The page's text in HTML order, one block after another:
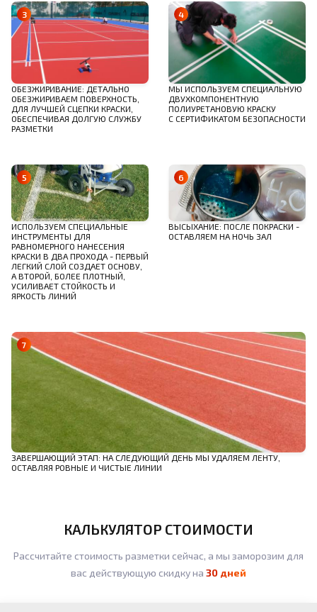
ОБЕЗЖИРИВАНИЕ: ДЕТАЛЬНО
ОБЕЗЖИРИВАЕМ ПОВЕРХНОСТЬ,
ДЛЯ ЛУЧШЕЙ СЦЕПКИ КРАСКИ,
ОБЕСПЕЧИВАЯ ДОЛГУЮ СЛУЖБУ
РАЗМЕТКИ
МЫ ИСПОЛЬЗУЕМ СПЕЦИАЛЬНУЮ
ДВУХКОМПОНЕНТНУЮ
ПОЛИУРЕТАНОВУЮ КРАСКУ
С СЕРТИФИКАТОМ БЕЗОПАСНОСТИ
ИСПОЛЬЗУЕМ СПЕЦИАЛЬНЫЕ
ИНСТРУМЕНТЫ ДЛЯ
РАВНОМЕРНОГО НАНЕСЕНИЯ
КРАСКИ В ДВА ПРОХОДА - ПЕРВЫЙ
ЛЕГКИЙ СЛОЙ СОЗДАЕТ ОСНОВУ,
А ВТОРОЙ, БОЛЕЕ ПЛОТНЫЙ,
УСИЛИВАЕТ СТОЙКОСТЬ И
ЯРКОСТЬ ЛИНИЙ
ВЫСЫХАНИЕ: ПОСЛЕ ПОКРАСКИ -
ОСТАВЛЯЕМ НА НОЧЬ ЗАЛ
ЗАВЕРШАЮЩИЙ ЭТАП: НА СЛЕДУЮЩИЙ ДЕНЬ МЫ УДАЛЯЕМ ЛЕНТУ,
ОСТАВЛЯЯ РОВНЫЕ И ЧИСТЫЕ ЛИНИИ
КАЛЬКУЛЯТОР СТОИМОСТИ
Рассчитайте стоимость разметки сейчас, а мы заморозим для
вас действующую скидку на 30 дней